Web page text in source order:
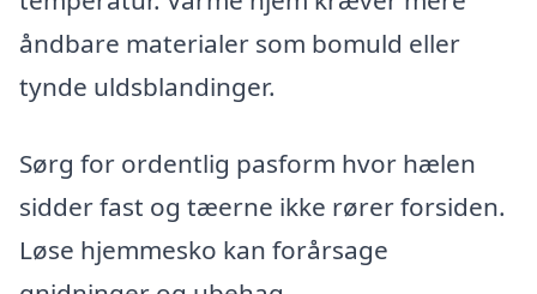
åndbare materialer som bomuld eller
tynde uldsblandinger.
Sørg for ordentlig pasform hvor hælen
sidder fast og tæerne ikke rører forsiden.
Løse hjemmesko kan forårsage